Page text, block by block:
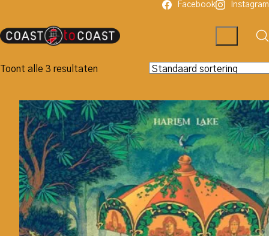
Facebook Instagram
Toont alle 3 resultaten